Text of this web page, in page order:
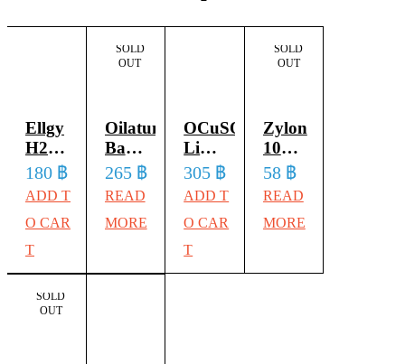
Ellgy
H2O
Arr
Lotion
250 g
180 ฿
ADD T
O CAR
T
SOLD
OUT
Oilatum
Baby
Bath
Emollient
150
mL
(Exp.7/2025)
265 ฿
READ
MORE
OCuSOFT
Lid
Scrub
Original
Foam
สีน้ำเงิน
50
mL
305 ฿
ADD T
O CAR
T
SOLD
OUT
Zylon
10
mL
ไซ
ล่อน
58 ฿
READ
MORE
SOLD
OUT